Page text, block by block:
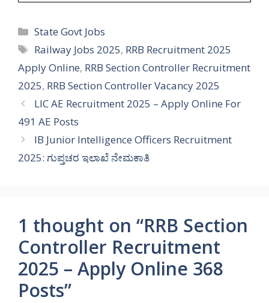
Categories
State Govt Jobs
Tags
Railway Jobs 2025, RRB Recruitment 2025
Apply Online, RRB Section Controller Recruitment
2025, RRB Section Controller Vacancy 2025
LIC AE Recruitment 2025 – Apply Online For
491 AE Posts
IB Junior Intelligence Officers Recruitment
2025: ಗುಪ್ತಚರ ಇಲಾಖೆ ನೇಮಕಾತಿ
1 thought on “RRB Section
Controller Recruitment
2025 – Apply Online 368
Posts”